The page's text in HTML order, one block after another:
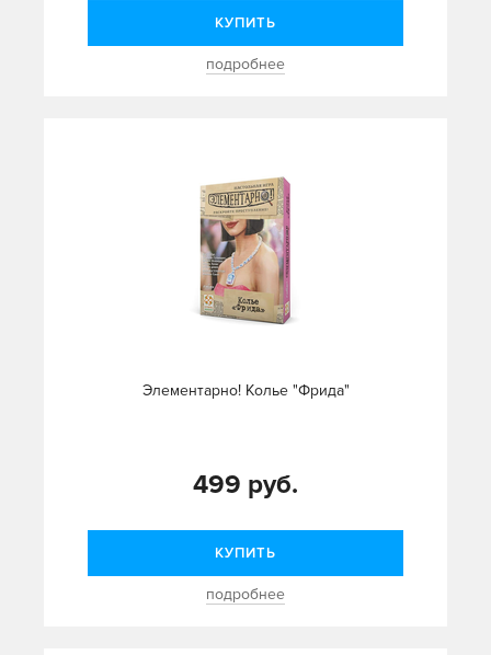
КУПИТЬ
подробнее
Элементарно! Колье "Фрида"
499 руб.
КУПИТЬ
подробнее